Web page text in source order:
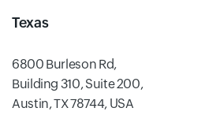
Texas
6800 Burleson Rd,
Building 310, Suite 200,
Austin, TX 78744, USA